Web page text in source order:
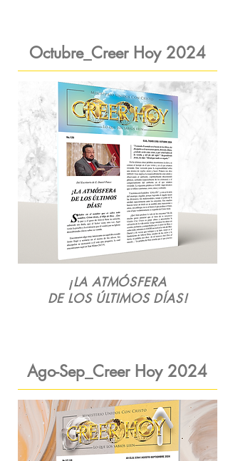
Octubre_Creer Hoy 2024
¡LA ATMÓSFERA
DE LOS ÚLTIMOS DÍAS!
Ago-Sep_Creer Hoy 2024